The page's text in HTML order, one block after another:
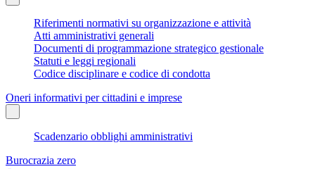
Riferimenti normativi su organizzazione e attività
Atti amministrativi generali
Documenti di programmazione strategico gestionale
Statuti e leggi regionali
Codice disciplinare e codice di condotta
Oneri informativi per cittadini e imprese
Scadenzario obblighi amministrativi
Burocrazia zero